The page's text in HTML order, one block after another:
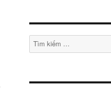
Tìm
kiếm: